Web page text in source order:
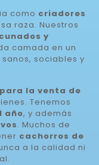
como criadores
raza. Nuestros
y
camada en un
sociables y
la venta de
Tenemos
año, y además
. Muchos de
cachorros de
a la calidad ni